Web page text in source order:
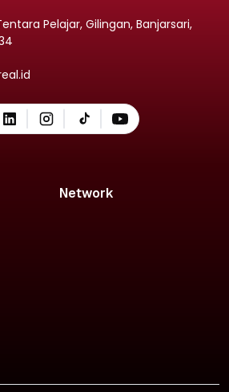
Pelajar, Gilingan, Banjarsari,
Network